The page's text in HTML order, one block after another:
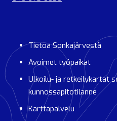
Tietoa Sonkajärvestä
Avoimet työpaikat
Ulkoilu- ja retkeilykartat
kunnossapitotilanne
Karttapalvelu